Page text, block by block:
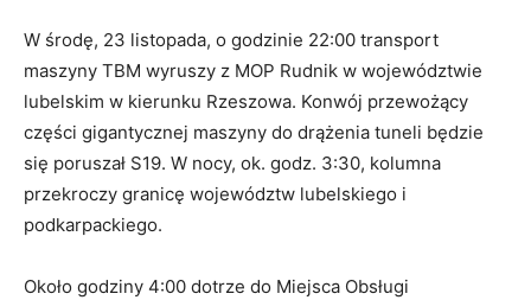
W środę, 23 listopada, o godzinie 22:00 transport
maszyny TBM wyruszy z MOP Rudnik w województwie
lubelskim w kierunku Rzeszowa. Konwój przewożący
części gigantycznej maszyny do drążenia tuneli będzie
się poruszał S19. W nocy, ok. godz. 3:30, kolumna
przekroczy granicę województw lubelskiego i
podkarpackiego.
Około godziny 4:00 dotrze do Miejsca Obsługi